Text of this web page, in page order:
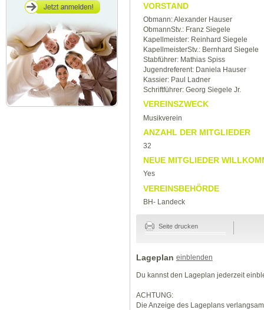
VORSTAND
Obmann: Alexander Hauser
ObmannStv.: Franz Siegele
Kapellmeister: Reinhard Siegele
KapellmeisterStv.: Bernhard Siegele
Stabführer: Mathias Spiss
Jugendreferent: Daniela Hauser
Kassier: Paul Ladner
Schriftführer: Georg Siegele Jr.
VEREINSZWECK
Musikverein
ANZAHL DER MITGLIEDER
32
NEUE MITGLIEDER
Yes
VEREINSBEHÖRDE
BH- Landeck
Seite drucken
Lageplan einblenden
Du kannst den Lageplan jederzeit
ACHTUNG:
Die Anzeige des Lageplans